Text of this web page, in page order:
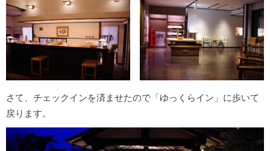
さて、チェックインを済ませたので「ゆっくらイン」に歩いて
戻ります。